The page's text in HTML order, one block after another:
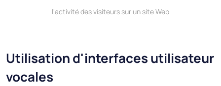
l'activité des visiteurs sur un site Web
Utilisation d'interfaces utilisateur
vocales